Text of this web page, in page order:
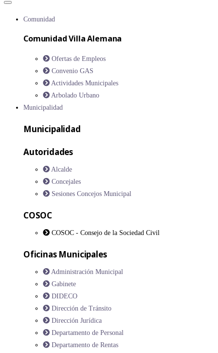
Comunidad
Comunidad Villa Alemana
Ofertas de Empleos
Convenio GAS
Actividades Municipales
Arbolado Urbano
Municipalidad
Municipalidad
Autoridades
Alcalde
Concejales
Sesiones Concejos Municipal
COSOC
COSOC - Consejo de la Sociedad Civil
Oficinas Municipales
Administración Municipal
Gabinete
DIDECO
Dirección de Tránsito
Dirección Jurídica
Departamento de Personal
Departamento de Rentas